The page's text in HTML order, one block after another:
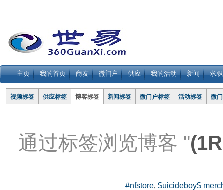
主页 我的首页 商友 微门户 供应 我的活动 新闻 求
视频标签 供应标签 博客标签 新闻标签 微门户标签 活动标签 微
通过标签浏览博客 "(1R
#nfstore, $uicideboy$